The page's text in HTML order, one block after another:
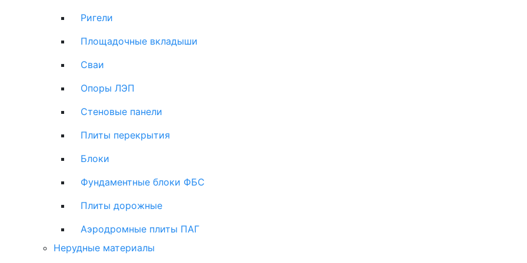
Ригели
Площадочные вкладыши
Сваи
Опоры ЛЭП
Стеновые панели
Плиты перекрытия
Блоки
Фундаментные блоки ФБС
Плиты дорожные
Аэродромные плиты ПАГ
Нерудные материалы